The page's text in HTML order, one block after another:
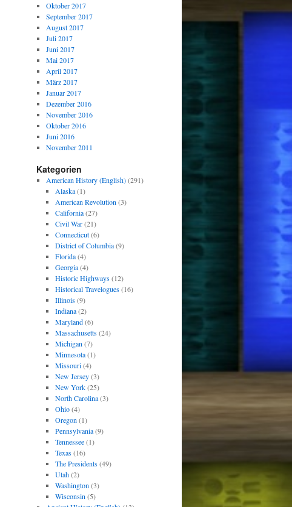
Oktober 2017
September 2017
August 2017
Juli 2017
Juni 2017
Mai 2017
April 2017
März 2017
Januar 2017
Dezember 2016
November 2016
Oktober 2016
Juni 2016
November 2011
Kategorien
American History (English)(291)
Alaska(1)
American Revolution (3)
California(27)
Civil War(21)
Connecticut(6)
District of Columbia(9)
Florida(4)
Georgia(4)
Historic Highways(12)
Historical Travelogues(16)
Illinois(9)
Indiana(2)
Maryland(6)
Massachusetts(24)
Michigan (7)
Minnesota(1)
Missouri(4)
New Jersey(3)
New York(25)
North Carolina(3)
Ohio(4)
Oregon (1)
Pennsylvania(9)
Tennessee(1)
Texas(16)
The Presidents(49)
Utah(2)
Washington (3)
Wisconsin (5)